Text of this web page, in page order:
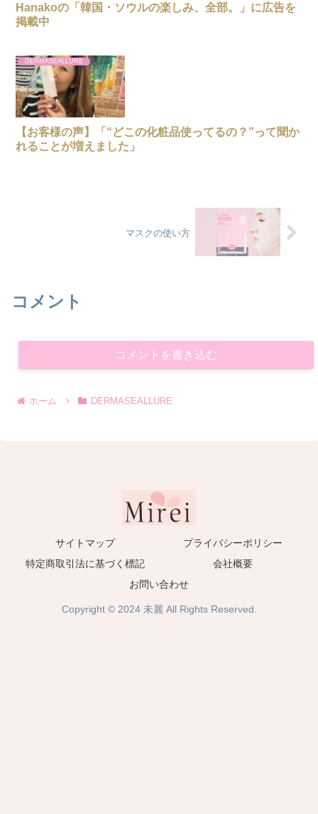
Hanakoの「韓国・ソウルの楽しみ、全部。」に広告を
掲載中
DERMASEALLURE
【お客様の声】「“どこの化粧品使ってるの？”って聞か
れることが増えました」
マスクの使い方
コメント
コメントを書き込む
ホーム DERMASEALLURE
サイトマップ
プライバシーポリシー
特定商取引法に基づく標記
会社概要
お問い合わせ
Copyright © 2024 未麗 All Rights Reserved.